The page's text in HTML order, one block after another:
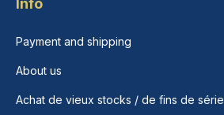
Info
Payment and shipping
About us
Achat de vieux stocks / de fins de série